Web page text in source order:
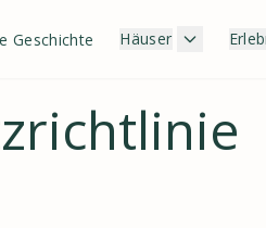
Geschichte Häuser